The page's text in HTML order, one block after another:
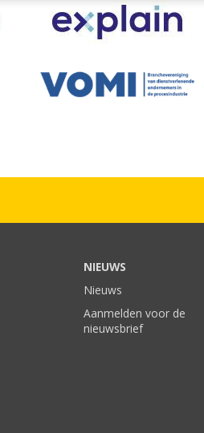
NIEUWS
Nieuws
Aanmelden voor de
nieuwsbrief